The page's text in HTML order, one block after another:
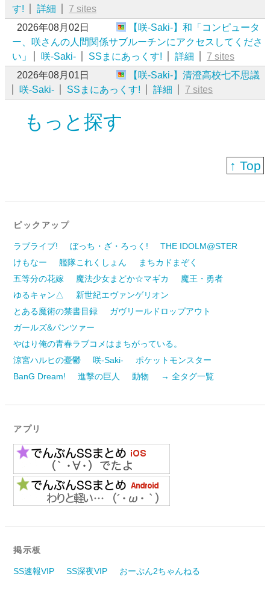
す!
詳細
7 sites
2026年08月02日
【咲-Saki-】和「コンピュータ
ー、咲さんの人間関係サブルーチンにアクセスしてくださ
い」
咲-Saki- SSまにあっくす! 詳細
7 sites
2026年08月01日
【咲-Saki-】清澄高校七不思議
咲-Saki-
SSまにあっくす! 詳細 7 sites
もっと探す
↑ Top
ピックアップ
ラブライブ! ぼっち・ざ・ろっく!
THE IDOLM@STER
けもなー
艦隊これくしょん
まちカドまぞく
五等分の花嫁
魔法少女まどか☆マギカ
魔王・勇者
ゆるキャン△
新世紀エヴァンゲリオン
とある魔術の禁書目録
ガヴリールドロップアウト
ガールズ&パンツァー
やはり俺の青春ラブコメはまちがっている。
涼宮ハルヒの憂鬱
咲-Saki-
ポケットモンスター
BanG Dream!
進撃の巨人 動物 → 全タグ一覧
アプリ
掲示板
SS速報VIP SS深夜VIP おーぷん2ちゃんねる